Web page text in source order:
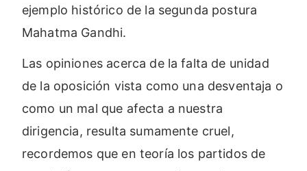
ejemplo histórico de la segunda postura
Mahatma Gandhi.
Las opiniones acerca de la falta de unidad
de la oposición vista como una desventaja o
como un mal que afecta a nuestra
dirigencia, resulta sumamente cruel,
recordemos que en teoría los partidos de